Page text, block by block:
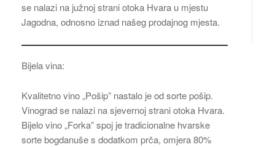
se nalazi na južnoj strani otoka Hvara u mjestu
Jagodna, odnosno iznad našeg prodajnog mjesta.
Bijela vina:
Kvalitetno vino „Pošip” nastalo je od sorte pošip.
Vinograd se nalazi na sjevernoj strani otoka Hvara.
Bijelo vino „Forka” spoj je tradicionalne hvarske
sorte bogdanuše s dodatkom prča, omjera 80%